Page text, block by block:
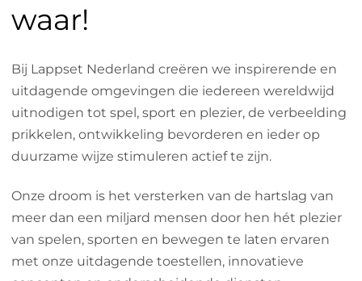
waar!
Bij Lappset Nederland creëren we inspirerende en
uitdagende omgevingen die iedereen wereldwijd
uitnodigen tot spel, sport en plezier, de verbeelding
prikkelen, ontwikkeling bevorderen en ieder op
duurzame wijze stimuleren actief te zijn.
Onze droom is het versterken van de hartslag van
meer dan een miljard mensen door hen hét plezier
van spelen, sporten en bewegen te laten ervaren
met onze uitdagende toestellen, innovatieve